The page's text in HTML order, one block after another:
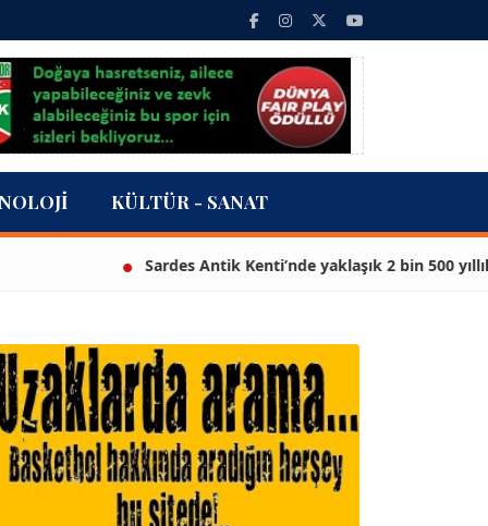
KÜLTÜR - SANAT
Sardes Antik Kenti’nde yaklaşık 2 bin 500 yıllık